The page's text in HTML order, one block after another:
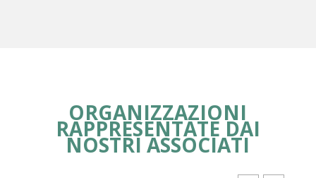
ORGANIZZAZIONI
RAPPRESENTATE DAI
NOSTRI ASSOCIATI